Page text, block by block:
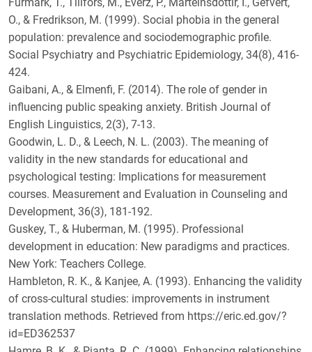
O., & Fredrikson, M. (1999). Social phobia in the general
population: prevalence and sociodemographic profile.
Social Psychiatry and Psychiatric Epidemiology, 34(8), 416-
424.
Gaibani, A., & Elmenfi, F. (2014). The role of gender in
influencing public speaking anxiety. British Journal of
English Linguistics, 2(3), 7-13.
Goodwin, L. D., & Leech, N. L. (2003). The meaning of
validity in the new standards for educational and
psychological testing: Implications for measurement
courses. Measurement and Evaluation in Counseling and
Development, 36(3), 181-192.
Guskey, T., & Huberman, M. (1995). Professional
development in education: New paradigms and practices.
New York: Teachers College.
Hambleton, R. K., & Kanjee, A. (1993). Enhancing the validity
of cross-cultural studies: improvements in instrument
translation methods. Retrieved from https://eric.ed.gov/?
id=ED362537